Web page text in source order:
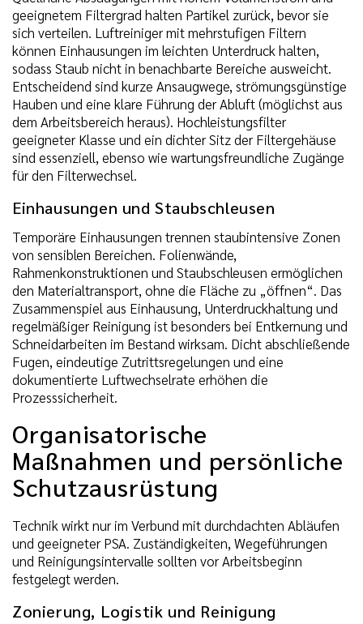
geeignetem Filtergrad halten Partikel zurück, bevor sie
sich verteilen. Luftreiniger mit mehrstufigen Filtern
können Einhausungen im leichten Unterdruck halten,
sodass Staub nicht in benachbarte Bereiche ausweicht.
Entscheidend sind kurze Ansaugwege, strömungsgünstige
Hauben und eine klare Führung der Abluft (möglichst aus
dem Arbeitsbereich heraus). Hochleistungsfilter
geeigneter Klasse und ein dichter Sitz der Filtergehäuse
sind essenziell, ebenso wie wartungsfreundliche Zugänge
für den Filterwechsel.
Einhausungen und Staubschleusen
Temporäre Einhausungen trennen staubintensive Zonen
von sensiblen Bereichen. Folienwände,
Rahmenkonstruktionen und Staubschleusen ermöglichen
den Materialtransport, ohne die Fläche zu „öffnen“. Das
Zusammenspiel aus Einhausung, Unterdruckhaltung und
regelmäßiger Reinigung ist besonders bei Entkernung und
Schneidarbeiten im Bestand wirksam. Dicht abschließende
Fugen, eindeutige Zutrittsregelungen und eine
dokumentierte Luftwechselrate erhöhen die
Prozesssicherheit.
Organisatorische
Maßnahmen und persönliche
Schutzausrüstung
Technik wirkt nur im Verbund mit durchdachten Abläufen
und geeigneter PSA. Zuständigkeiten, Wegeführungen
und Reinigungsintervalle sollten vor Arbeitsbeginn
festgelegt werden.
Zonierung, Logistik und Reinigung